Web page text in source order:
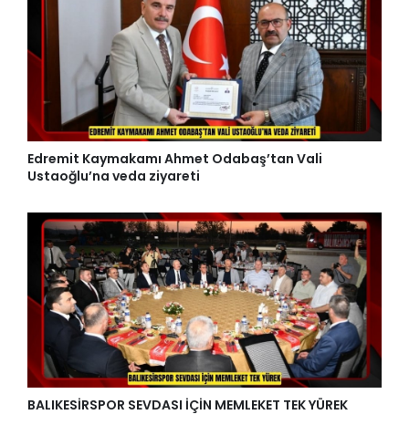
Edremit Kaymakamı Ahmet Odabaş’tan Vali
Ustaoğlu’na veda ziyareti
BALIKESİRSPOR SEVDASI İÇİN MEMLEKET TEK YÜREK